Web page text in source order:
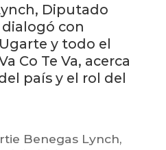
Diputado
dialogó con
y todo el
Co Te Va, acerca
país y el rol del
Benegas Lynch,